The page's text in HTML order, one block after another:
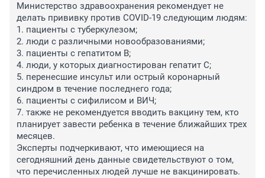
Министерство здравоохранения рекомендует не
делать прививку против COVID-19 следующим людям:
1. пациенты с туберкулезом;
2. люди с различными новообразованиями;
3. пациенты с гепатитом В;
4. люди, у которых диагностирован гепатит С;
5. перенесшие инсульт или острый коронарный
синдром в течение последнего года;
6. пациенты с сифилисом и ВИЧ;
7. также не рекомендуется вводить вакцину тем, кто
планирует завести ребенка в течение ближайших трех
месяцев.
Эксперты подчеркивают, что имеющиеся на
сегодняшний день данные свидетельствуют о том,
что перечисленных людей лучше не вакцинировать.